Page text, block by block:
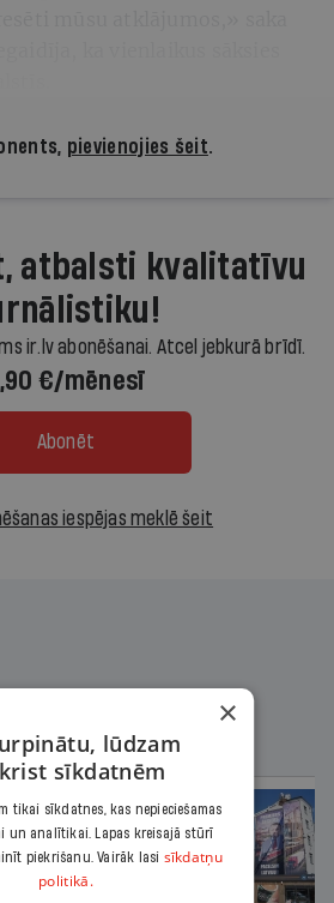
pievienojies šeit.
atbalsti kvalitatīvu
ir.lv abonēšanai. Atcel jebkurā brīdī.
€/mēnesī
Abonēt
iespējas meklē šeit
nesodīta par
kampaņu
×
lūdzam
sīkdatnēm
tikai sīkdatnes, kas nepieciešamas
un analītikai. Lapas kreisajā stūrī
piekrišanu. Vairāk lasi sīkdatņu
politikā.